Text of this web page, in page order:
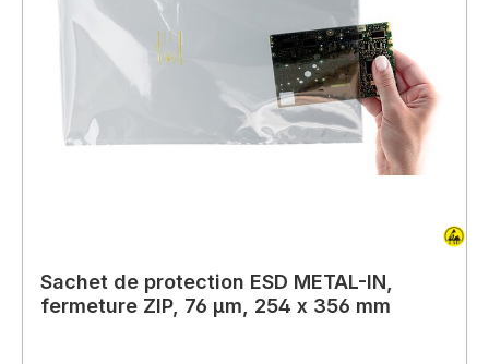
Sachet de protection ESD METAL-IN,
fermeture ZIP, 76 µm, 254 x 356 mm